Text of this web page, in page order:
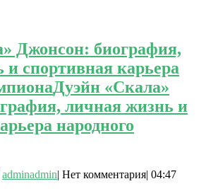
Джонсон: биография,
спортивная карьера
Дуэйн «Скала»
личная жизнь и
народного
adminadmin| Нет комментария| 04:47